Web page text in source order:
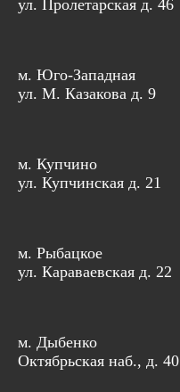
ул. Пролетарская д. 46
м. Юго-Западная
ул. М. Казакова д. 9
м. Купчино
ул. Купчинская д. 21
м. Рыбацкое
ул. Караваевская д. 22
м. Дыбенко
Октябрьская наб., д. 40